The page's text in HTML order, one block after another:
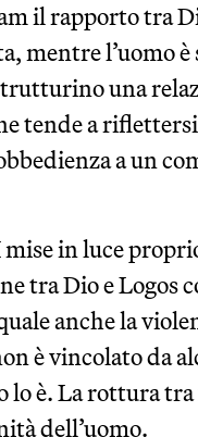
il rapporto tra
mentre l’uomo è
una
tende a
a un
in luce
tra Dio e Logos
anche la
è vincolato da
è. La rottura tra
dell’uomo.